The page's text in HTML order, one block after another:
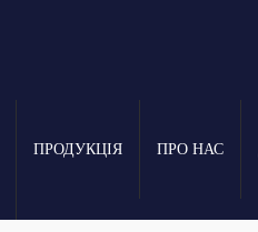
ПРОДУКЦІЯ ПРО НАС